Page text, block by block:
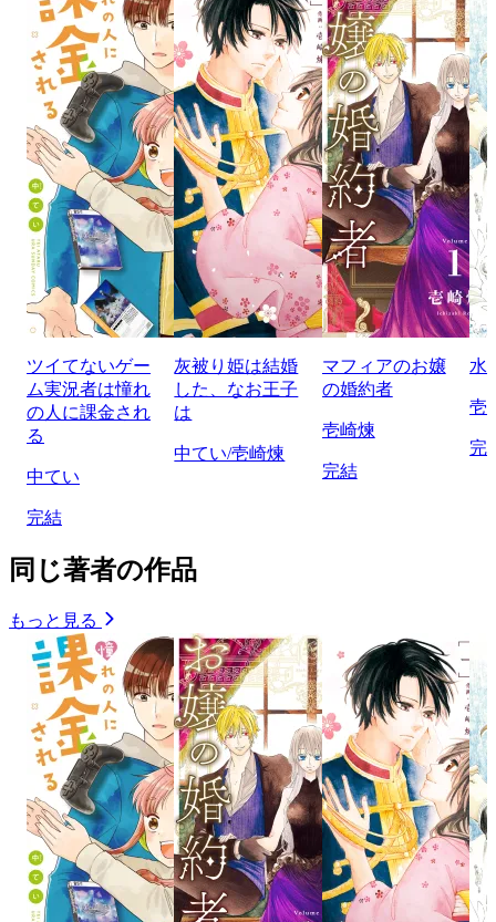
ツイてないゲー
ム実況者は憧れ
の人に課金され
る
中てい
完結
灰被り姫は結婚
した、なお王子
は
中てい/壱崎煉
マフィアのお嬢
の婚約者
壱崎煉
完結
水
壱
完
同じ著者の作品
もっと見る